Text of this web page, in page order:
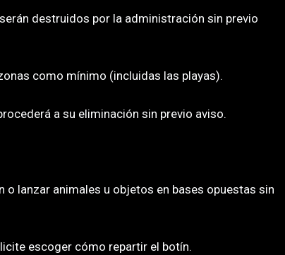
destruidos por la administración sin previo
como mínimo (incluidas las playas).
a su eliminación sin previo aviso.
lanzar animales u objetos en bases opuestas sin
escoger cómo repartir el botín.